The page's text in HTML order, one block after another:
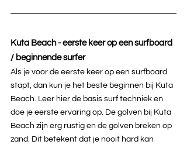
Kuta Beach - eerste keer op een surfboard
/ beginnende surfer
Als je voor de eerste keer op een surfboard
stapt, dan kun je het beste beginnen bij Kuta
Beach. Leer hier de basis surf techniek en
doe je eerste ervaring op. De golven bij Kuta
Beach zijn erg rustig en de golven breken op
zand. Dit betekent dat je nooit hard kan